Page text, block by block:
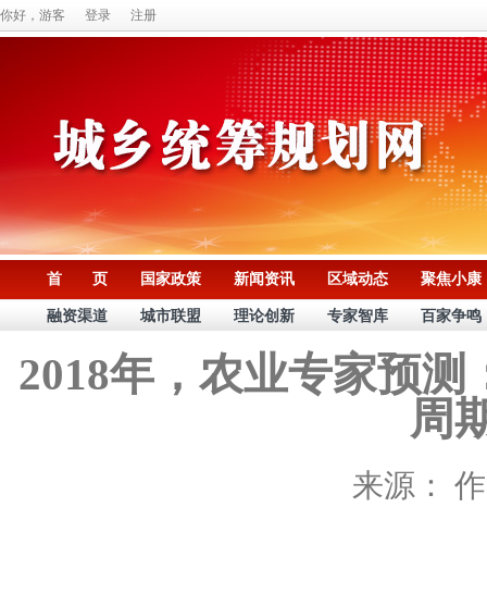
你好，游客 登录 注册
首 页 国家政策 新闻资讯 区域动态 聚焦小康
融资渠道 城市联盟 理论创新 专家智库 百家争鸣
2018年，农业专家预
周
来源：